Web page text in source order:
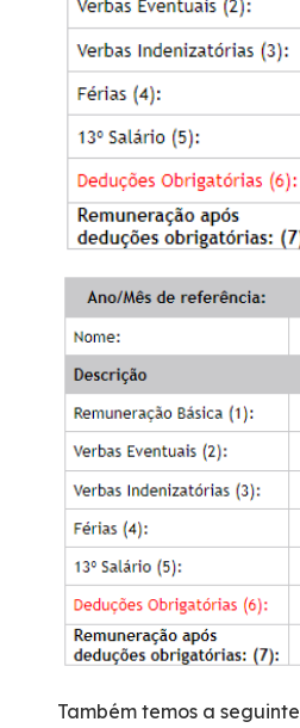
Também temos a seguinte